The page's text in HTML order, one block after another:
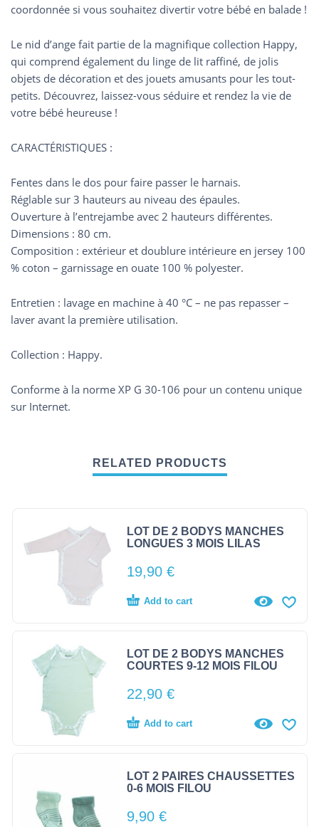
coordonnée si vous souhaitez divertir votre bébé en balade !
Le nid d’ange fait partie de la magnifique collection Happy,
qui comprend également du linge de lit raffiné, de jolis
objets de décoration et des jouets amusants pour les tout-
petits. Découvrez, laissez-vous séduire et rendez la vie de
votre bébé heureuse !
CARACTÉRISTIQUES :
Fentes dans le dos pour faire passer le harnais.
Réglable sur 3 hauteurs au niveau des épaules.
Ouverture à l’entrejambe avec 2 hauteurs différentes.
Dimensions : 80 cm.
Composition : extérieur et doublure intérieure en jersey 100
% coton – garnissage en ouate 100 % polyester.
Entretien : lavage en machine à 40 °C – ne pas repasser –
laver avant la première utilisation.
Collection : Happy.
Conforme à la norme XP G 30-106 pour un contenu unique
sur Internet.
RELATED PRODUCTS
LOT DE 2 BODYS MANCHES
LONGUES 3 MOIS LILAS
19,90 €
Add to cart
LOT DE 2 BODYS MANCHES
COURTES 9-12 MOIS FILOU
22,90 €
Add to cart
LOT 2 PAIRES CHAUSSETTES
0-6 MOIS FILOU
9,90 €